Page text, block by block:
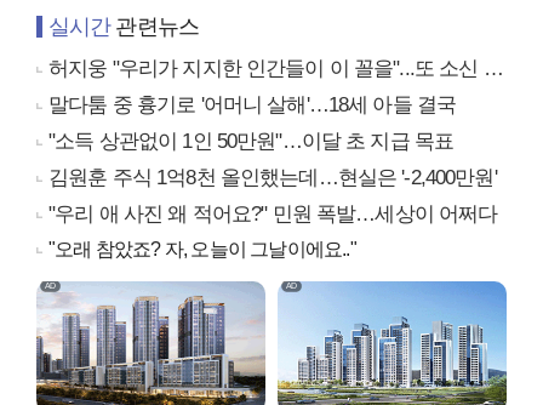
실시간관련뉴스
허지웅 "우리가 지지한 인간들이 이 꼴을"...또 소신 발언
말다툼 중 흉기로 '어머니 살해'…18세 아들 결국
"소득 상관없이 1인 50만원"…이달 초 지급 목표
김원훈 주식 1억8천 올인했는데…현실은 '-2,400만원'
"우리 애 사진 왜 적어요?" 민원 폭발…세상이 어쩌다
"오래 참았죠? 자, 오늘이 그날이에요.."